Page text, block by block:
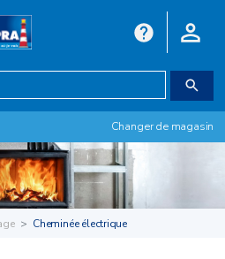
Changer de magasin
Cheminée électrique